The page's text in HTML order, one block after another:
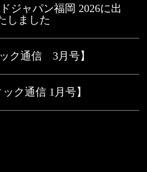
ジャパン福岡 2026に出
しました
ク通信 3月号】
ック通信 1月号】